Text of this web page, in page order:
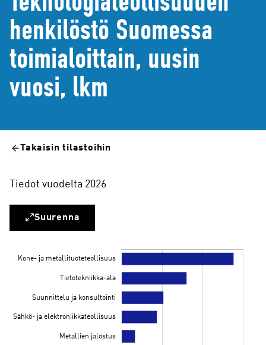
henkilöstö Suomessa
toimialoittain, uusin
vuosi, lkm
Takaisin tilastoihin
Tiedot vuodelta 2026
Suurenna